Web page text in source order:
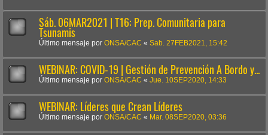
Sáb. 06MAR2021 | T16: Prep. Comunitaria para
Tsunamis
Último mensaje por ONSA/CAC « Sab. 27FEB2021, 15:42
WEBINAR: COVID-19 | Gestión de Prevención A Bordo y...
Último mensaje por ONSA/CAC « Jue. 10SEP2020, 14:33
WEBINAR: Líderes que Crean Líderes
Último mensaje por ONSA/CAC « Mar. 08SEP2020, 03:36